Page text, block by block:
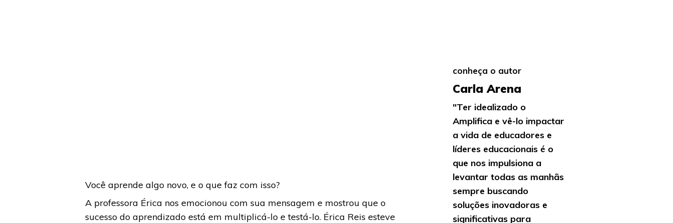
Você aprende algo novo, e o que faz com isso?
A professora Érica nos emocionou com sua mensagem e mostrou que o
sucesso do aprendizado está em multiplicá-lo e testá-lo. Érica Reis esteve
conheça o autor
Carla Arena
"Ter idealizado o
Amplifica e vê-lo impactar
a vida de educadores e
líderes educacionais é o
que nos impulsiona a
levantar todas as manhãs
sempre buscando
soluções inovadoras e
significativas para